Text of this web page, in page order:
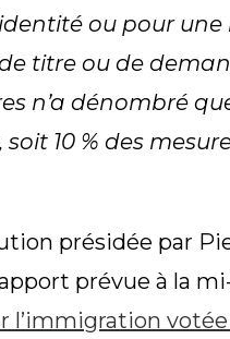
ou pour
titre ou de
n’a dénombré
10 % des
présidée par
prévue à la
l’immigration